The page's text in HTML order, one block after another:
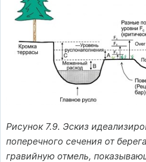
Рисунок 7.9. Эскиз
поперечного сечения от
гравийную отмель,